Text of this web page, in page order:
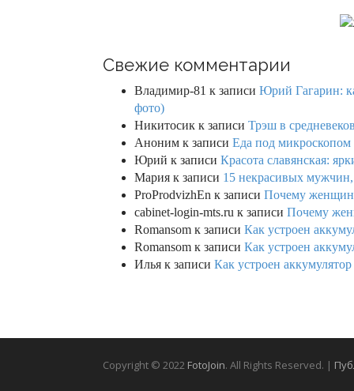
Свежие комментарии
Владимир-81 к записи Юрий Гагарин:
фото)
Никитосик к записи Трэш в
Аноним к записи Еда под микроскопом
Юрий к записи Красота славянская:
Мария к записи 15 некрасивых
ProProdvizhEn к записи Почему
cabinet-login-mts.ru к записи Почему
Romansom к записи Как устроен
Romansom к записи Как устроен
Илья к записи Как устроен
Copyright © 2022 FotoJoin. All Rights Reserved. |